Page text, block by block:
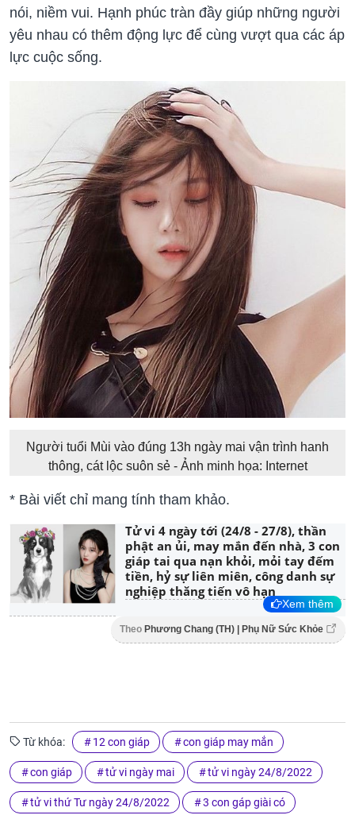
nói, niềm vui. Hạnh phúc tràn đầy giúp những người
yêu nhau có thêm động lực để cùng vượt qua các áp
lực cuộc sống.
Người tuổi Mùi vào đúng 13h ngày mai vận trình hanh
thông, cát lộc suôn sẻ - Ảnh minh họa: Internet
* Bài viết chỉ mang tính tham khảo.
Tử vi 4 ngày tới (24/8 - 27/8), thần
phật an ủi, may mắn đến nhà, 3 con
giáp tai qua nạn khỏi, mỏi tay đếm
tiền, hỷ sự liên miên, công danh sự
nghiệp thăng tiến vô hạn
Xem thêm
Theo Phương Chang (TH) | Phụ Nữ Sức Khỏe
Từ khóa: 12 con giáp con giáp may mắn
con giáp tử vi ngày mai tử vi ngày 24/8/2022
tử vi thứ Tư ngày 24/8/2022 3 con gáp giài có